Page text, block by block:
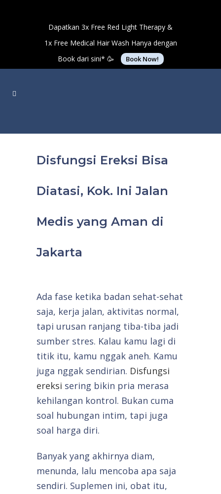
Dapatkan 3x Free Red Light Therapy &
1x Free Medical Hair Wash Hanya dengan
Book dari sini* 🥳
Book Now!
Disfungsi Ereksi Bisa
Diatasi, Kok. Ini Jalan
Medis yang Aman di
Jakarta
Ada fase ketika badan sehat-sehat
saja, kerja jalan, aktivitas normal,
tapi urusan ranjang tiba-tiba jadi
sumber stres. Kalau kamu lagi di
titik itu, kamu nggak aneh. Kamu
juga nggak sendirian. Disfungsi
ereksi sering bikin pria merasa
kehilangan kontrol. Bukan cuma
soal hubungan intim, tapi juga
soal harga diri.
Banyak yang akhirnya diam,
menunda, lalu mencoba apa saja
sendiri. Suplemen ini, obat itu,